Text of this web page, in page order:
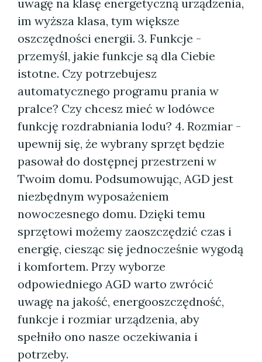
uwagę na klasę energetyczną urządzenia,
im wyższa klasa, tym większe
oszczędności energii. 3. Funkcje -
przemyśl, jakie funkcje są dla Ciebie
istotne. Czy potrzebujesz
automatycznego programu prania w
pralce? Czy chcesz mieć w lodówce
funkcję rozdrabniania lodu? 4. Rozmiar -
upewnij się, że wybrany sprzęt będzie
pasował do dostępnej przestrzeni w
Twoim domu. Podsumowując, AGD jest
niezbędnym wyposażeniem
nowoczesnego domu. Dzięki temu
sprzętowi możemy zaoszczędzić czas i
energię, ciesząc się jednocześnie wygodą
i komfortem. Przy wyborze
odpowiedniego AGD warto zwrócić
uwagę na jakość, energooszczędność,
funkcje i rozmiar urządzenia, aby
spełniło ono nasze oczekiwania i
potrzeby.